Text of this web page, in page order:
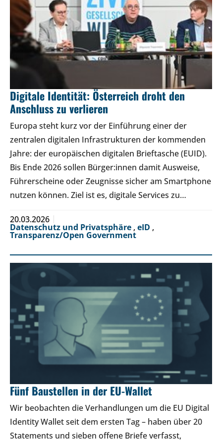
Digitale Identität: Österreich droht den
Anschluss zu verlieren
Europa steht kurz vor der Einführung einer der
zentralen digitalen Infrastrukturen der kommenden
Jahre: der europäischen digitalen Brieftasche (EUID).
Bis Ende 2026 sollen Bürger:innen damit Ausweise,
Führerscheine oder Zeugnisse sicher am Smartphone
nutzen können. Ziel ist es, digitale Services zu…
20.03.2026
Datenschutz und Privatsphäre , eID ,
Transparenz/Open Government
Fünf Baustellen in der EU-Wallet
Wir beobachten die Verhandlungen um die EU Digital
Identity Wallet seit dem ersten Tag – haben über 20
Statements und sieben offene Briefe verfasst,